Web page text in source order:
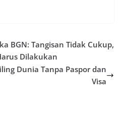
BGN: Tangisan Tidak Cukup,
Dilakukan
Dunia Tanpa Paspor dan
Visa